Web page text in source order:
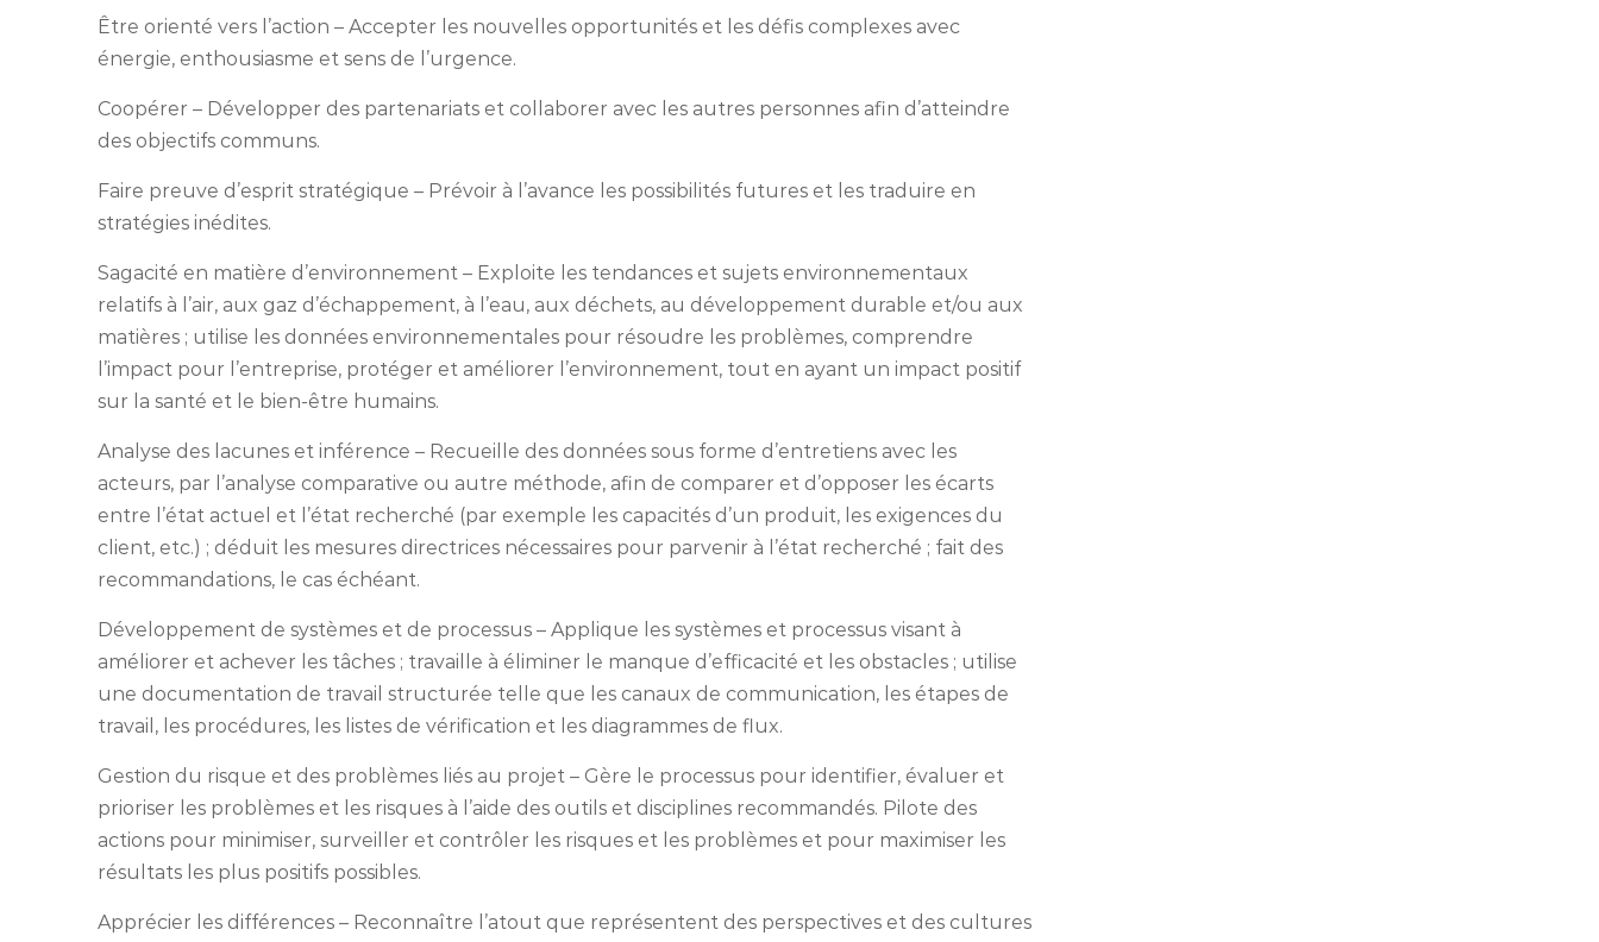
Être orienté vers l’action – Accepter les nouvelles opportunités et les défis complexes avec
énergie, enthousiasme et sens de l’urgence.
Coopérer – Développer des partenariats et collaborer avec les autres personnes afin d’atteindre
des objectifs communs.
Faire preuve d’esprit stratégique – Prévoir à l’avance les possibilités futures et les traduire en
stratégies inédites.
Sagacité en matière d’environnement – Exploite les tendances et sujets environnementaux
relatifs à l’air, aux gaz d’échappement, à l’eau, aux déchets, au développement durable et/ou aux
matières ; utilise les données environnementales pour résoudre les problèmes, comprendre
l’impact pour l’entreprise, protéger et améliorer l’environnement, tout en ayant un impact positif
sur la santé et le bien-être humains.
Analyse des lacunes et inférence – Recueille des données sous forme d’entretiens avec les
acteurs, par l’analyse comparative ou autre méthode, afin de comparer et d’opposer les écarts
entre l’état actuel et l’état recherché (par exemple les capacités d’un produit, les exigences du
client, etc.) ; déduit les mesures directrices nécessaires pour parvenir à l’état recherché ; fait des
recommandations, le cas échéant.
Développement de systèmes et de processus – Applique les systèmes et processus visant à
améliorer et achever les tâches ; travaille à éliminer le manque d’efficacité et les obstacles ; utilise
une documentation de travail structurée telle que les canaux de communication, les étapes de
travail, les procédures, les listes de vérification et les diagrammes de flux.
Gestion du risque et des problèmes liés au projet – Gère le processus pour identifier, évaluer et
prioriser les problèmes et les risques à l’aide des outils et disciplines recommandés. Pilote des
actions pour minimiser, surveiller et contrôler les risques et les problèmes et pour maximiser les
résultats les plus positifs possibles.
Apprécier les différences – Reconnaître l’atout que représentent des perspectives et des cultures